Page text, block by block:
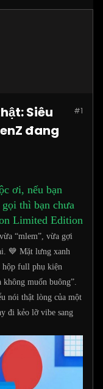
#1
Siêu
đang
ơi, nếu bạn
thì bạn chưa
Limited Edition
“mlem”, vừa gợi
💙 Mặt lưng xanh
hộp full phụ kiện
không muốn buông”.
nói thật lòng của một
đi kẻo lỡ vibe sang